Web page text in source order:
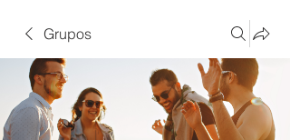
Grupos